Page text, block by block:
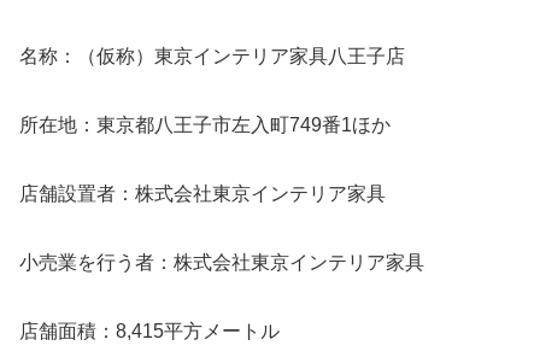
名称：（仮称）東京インテリア家具八王子店
所在地：東京都八王子市左入町749番1ほか
店舗設置者：株式会社東京インテリア家具
小売業を行う者：株式会社東京インテリア家具
店舗面積：8,415平方メートル